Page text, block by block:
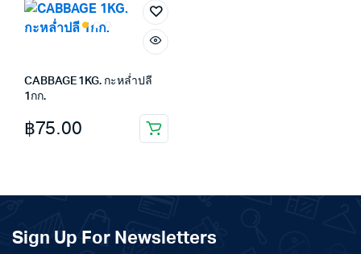
CABBAGE 1KG. กะหล่ำปลี
1กก.
฿75.00
Sign Up For Newsletters